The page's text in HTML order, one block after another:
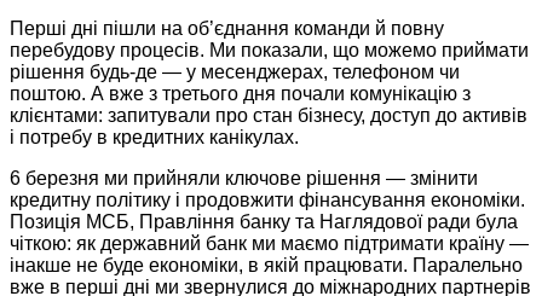
Перші дні пішли на об’єд­нання команди й повну
перебудову процесів. Ми показали, що можемо приймати
рішення будь-де — у месенджерах, телефоном чи
поштою. А вже з третього дня почали комунікацію з
клієнтами: запитували про стан бізнесу, доступ до активів
і потребу в кредитних канікулах.
6 березня ми прийняли ключове рішення — змінити
кредитну політику і продовжити фінансування економіки.
Позиція МСБ, Правління банку та Наглядової ради була
чіткою: як державний банк ми маємо підтримати країну —
інакше не буде економіки, в якій працювати. Паралельно
вже в перші дні ми звернулися до міжнародних партнерів